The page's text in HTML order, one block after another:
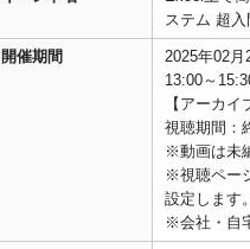
ステム 超入
開催期間
2025年02月
13:00～
【アーカイ
視聴期間：
※動画は未
※視聴ペー
設定します。
※会社・自